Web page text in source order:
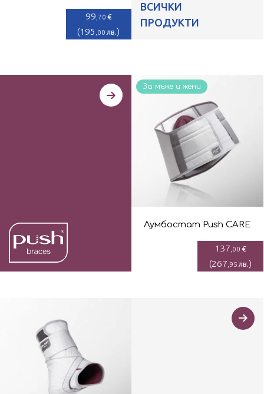
99 ,70 €
(195 ,00 лв.)
ВСИЧКИ
ПРОДУКТИ
Лумбостaт Push CARE
137 ,00 €
(267 ,95 лв.)
За мъже и жени